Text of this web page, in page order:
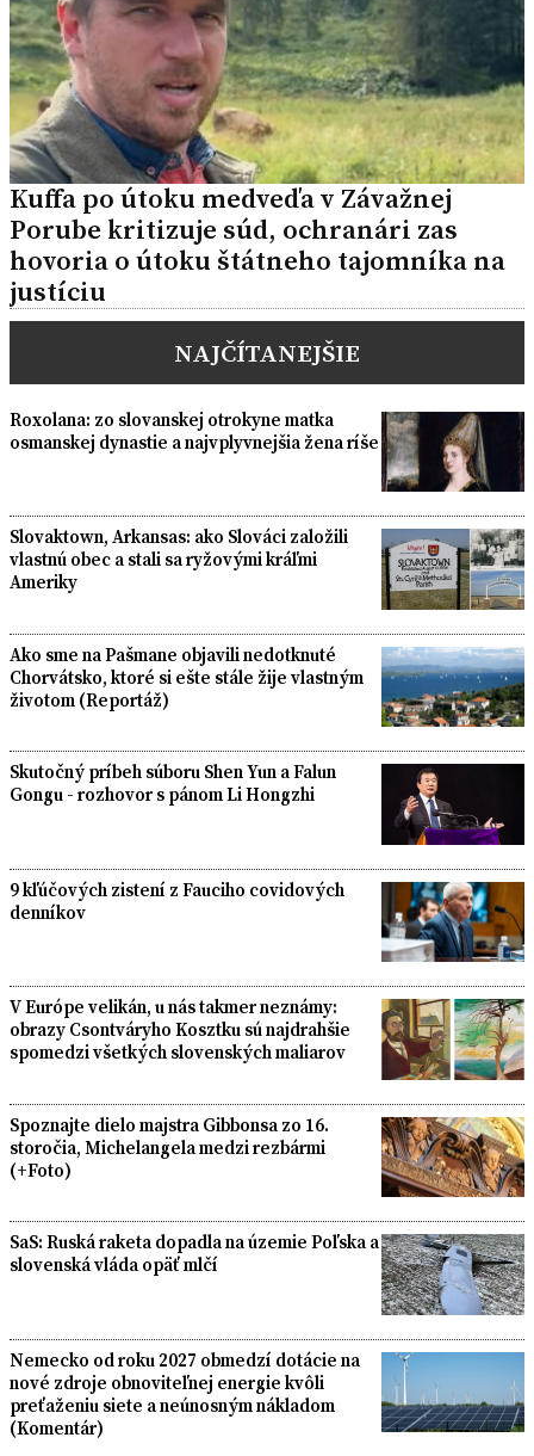
Kuffa po útoku medveďa v Závažnej
Porube kritizuje súd, ochranári zas
hovoria o útoku štátneho tajomníka na
justíciu
NAJČÍTANEJŠIE
Roxolana: zo slovanskej otrokyne matka
osmanskej dynastie a najvplyvnejšia žena ríše
Slovaktown, Arkansas: ako Slováci založili
vlastnú obec a stali sa ryžovými kráľmi
Ameriky
Ako sme na Pašmane objavili nedotknuté
Chorvátsko, ktoré si ešte stále žije vlastným
životom (Reportáž)
Skutočný príbeh súboru Shen Yun a Falun
Gongu - rozhovor s pánom Li Hongzhi
9 kľúčových zistení z Fauciho covidových
denníkov
V Európe velikán, u nás takmer neznámy:
obrazy Csontváryho Kosztku sú najdrahšie
spomedzi všetkých slovenských maliarov
Spoznajte dielo majstra Gibbonsa zo 16.
storočia, Michelangela medzi rezbármi
(+Foto)
SaS: Ruská raketa dopadla na územie Poľska a
slovenská vláda opäť mlčí
Nemecko od roku 2027 obmedzí dotácie na
nové zdroje obnoviteľnej energie kvôli
preťaženiu siete a neúnosným nákladom
(Komentár)